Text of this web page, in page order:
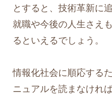
とすると、技術革新に
就職や今後の人生さえ
るといえるでしょう。
情報化社会に順応する
ニュアルを読まなけれ